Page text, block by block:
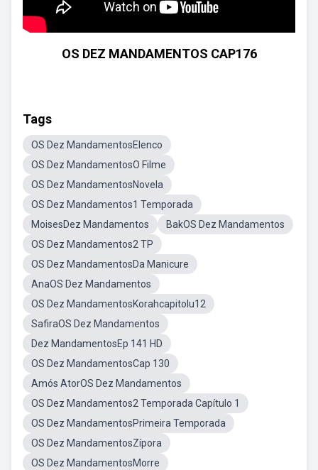
OS DEZ MANDAMENTOS CAP176
Tags
OS Dez MandamentosElenco
OS Dez MandamentosO Filme
OS Dez MandamentosNovela
OS Dez Mandamentos1 Temporada
MoisesDez Mandamentos
BakOS Dez Mandamentos
OS Dez Mandamentos2 TP
OS Dez MandamentosDa Manicure
AnaOS Dez Mandamentos
OS Dez MandamentosKorahcapitolu12
SafiraOS Dez Mandamentos
Dez MandamentosEp 141 HD
OS Dez MandamentosCap 130
Amós AtorOS Dez Mandamentos
OS Dez Mandamentos2 Temporada Capítulo 1
OS Dez MandamentosPrimeira Temporada
OS Dez MandamentosZípora
OS Dez MandamentosMorre